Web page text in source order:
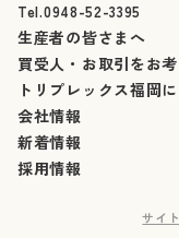
Tel.0948-52-3395
生産者の皆さまへ
買受人・お取引をお
トリプレックス福岡
会社情報
新着情報
採用情報
サイ